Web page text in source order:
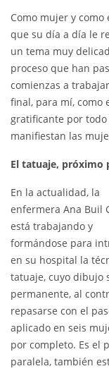
Como mujer y
que su día a día le
un tema muy
proceso que han
comienzas a
final, para mí, como
gratificante por
manifiestan las
El tatuaje, próximo
En la actualidad, la
enfermera Ana Buil
está trabajando y
formándose para
en su hospital la
tatuaje, cuyo dibujo
permanente, al
repasarse con el
aplicado en seis
por completo. Es el
paralela, también